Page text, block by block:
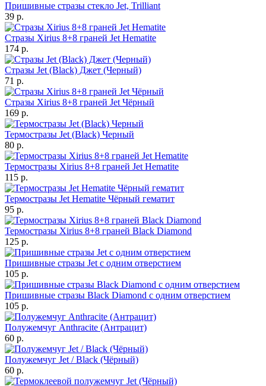
Пришивные стразы стекло Jet, Trilliant
39 р.
Стразы Xirius 8+8 граней Jet Hematite
174 р.
Стразы Jet (Black) Джет (Черный)
71 р.
Стразы Xirius 8+8 граней Jet Чёрный
169 р.
Термостразы Jet (Black) Черный
80 р.
Термостразы Xirius 8+8 граней Jet Hematite
115 р.
Термостразы Jet Hematite Чёрный гематит
95 р.
Термостразы Xirius 8+8 граней Black Diamond
125 р.
Пришивные стразы Jet с одним отверстием
105 р.
Пришивные стразы Black Diamond с одним отверстием
105 р.
Полужемчуг Anthracite (Антрацит)
60 р.
Полужемчуг Jet / Black (Чёрный)
60 р.